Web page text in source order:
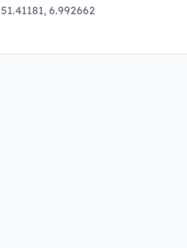
51.41181, 6.992662